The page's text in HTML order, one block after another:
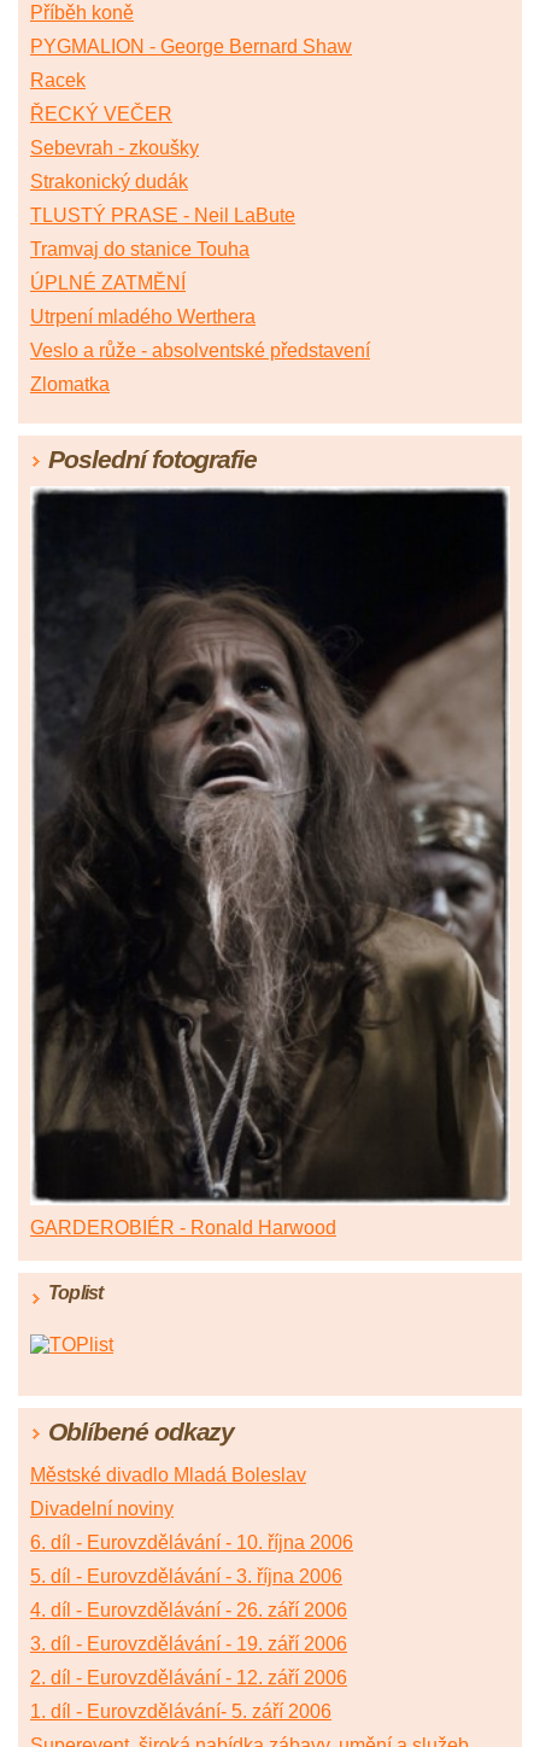
Příběh koně
PYGMALION - George Bernard Shaw
Racek
ŘECKÝ VEČER
Sebevrah - zkoušky
Strakonický dudák
TLUSTÝ PRASE - Neil LaBute
Tramvaj do stanice Touha
ÚPLNÉ ZATMĚNÍ
Utrpení mladého Werthera
Veslo a růže - absolventské představení
Zlomatka
Poslední fotografie
GARDEROBIÉR - Ronald Harwood
Toplist
Oblíbené odkazy
Městské divadlo Mladá Boleslav
Divadelní noviny
6. díl - Eurovzdělávání - 10. října 2006
5. díl - Eurovzdělávání - 3. října 2006
4. díl - Eurovzdělávání - 26. září 2006
3. díl - Eurovzdělávání - 19. září 2006
2. díl - Eurovzdělávání - 12. září 2006
1. díl - Eurovzdělávání- 5. září 2006